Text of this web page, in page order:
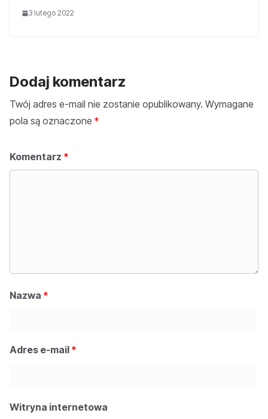
3 lutego 2022
Dodaj komentarz
Twój adres e-mail nie zostanie opublikowany. Wymagane
pola są oznaczone *
Komentarz *
Nazwa *
Adres e-mail *
Witryna internetowa